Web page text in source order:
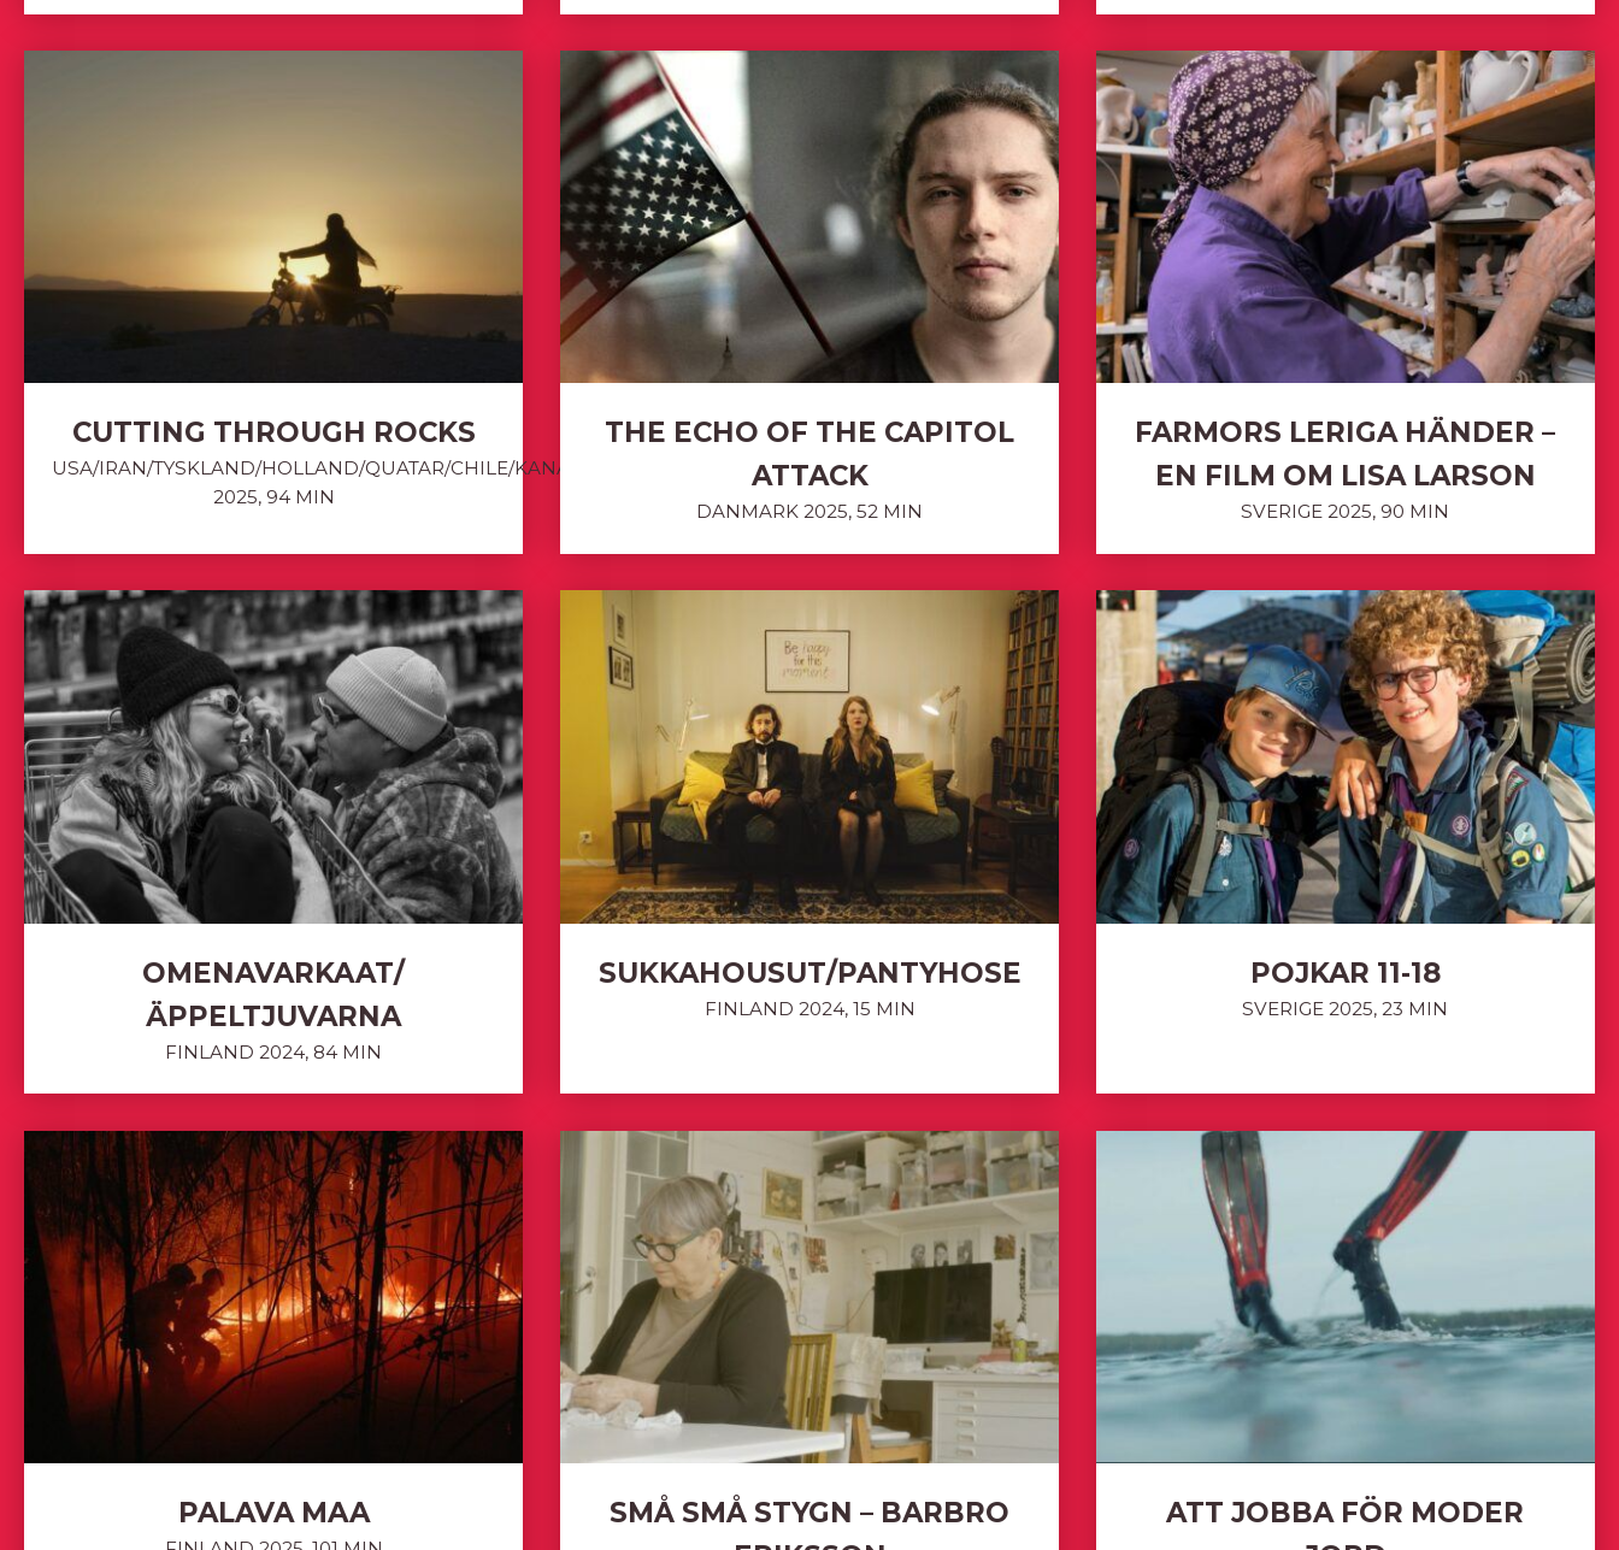
CUTTING THROUGH ROCKS
USA/IRAN/TYSKLAND/HOLLAND/QUATAR/CHILE/KANADA
2025, 94 MIN
THE ECHO OF THE CAPITOL
ATTACK
DANMARK 2025, 52 MIN
FARMORS LERIGA HÄNDER –
EN FILM OM LISA LARSON
SVERIGE 2025, 90 MIN
OMENAVARKAAT/
ÄPPELTJUVARNA
FINLAND 2024, 84 MIN
SUKKAHOUSUT/PANTYHOSE
FINLAND 2024, 15 MIN
POJKAR 11-18
SVERIGE 2025, 23 MIN
PALAVA MAA
SMÅ SMÅ STYGN – BARBRO
ATT JOBBA FÖR MODER